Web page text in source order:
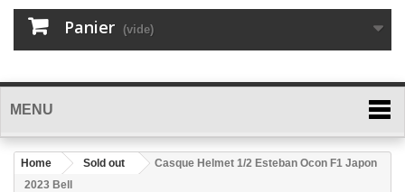
Panier (vide)
MENU
Home Sold out
Casque Helmet 1/2 Esteban Ocon F1 Japon
2023 Bell